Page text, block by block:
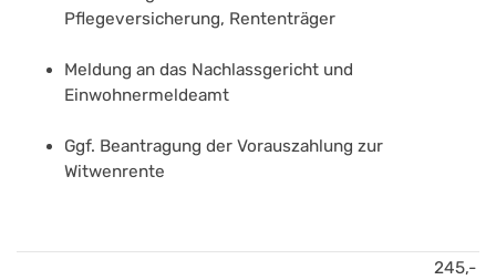
Pflegeversicherung, Rententräger
Meldung an das Nachlassgericht und
Einwohnermeldeamt
Ggf. Beantragung der Vorauszahlung zur
Witwenrente
245,-